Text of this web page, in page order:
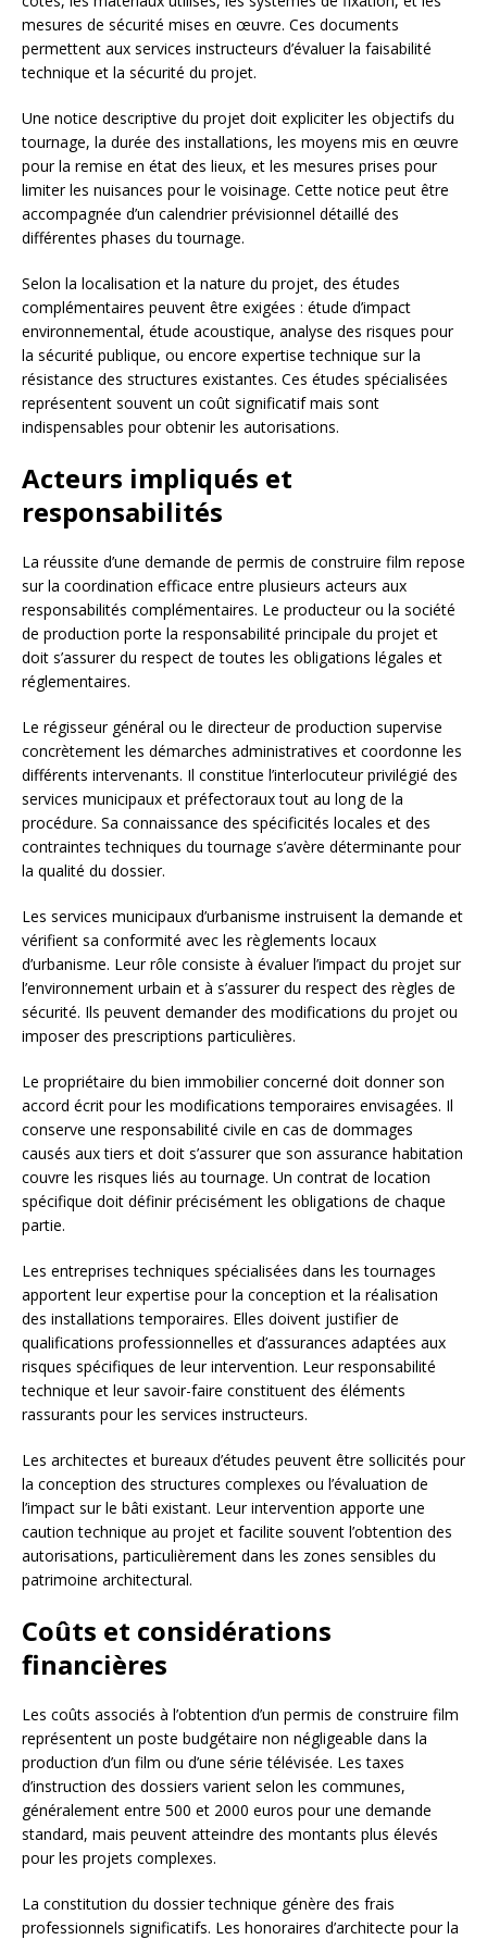
mesures de sécurité mises en œuvre. Ces documents
permettent aux services instructeurs d’évaluer la faisabilité
technique et la sécurité du projet.
Une notice descriptive du projet doit expliciter les objectifs du
tournage, la durée des installations, les moyens mis en œuvre
pour la remise en état des lieux, et les mesures prises pour
limiter les nuisances pour le voisinage. Cette notice peut être
accompagnée d’un calendrier prévisionnel détaillé des
différentes phases du tournage.
Selon la localisation et la nature du projet, des études
complémentaires peuvent être exigées : étude d’impact
environnemental, étude acoustique, analyse des risques pour
la sécurité publique, ou encore expertise technique sur la
résistance des structures existantes. Ces études spécialisées
représentent souvent un coût significatif mais sont
indispensables pour obtenir les autorisations.
Acteurs impliqués et
responsabilités
La réussite d’une demande de permis de construire film repose
sur la coordination efficace entre plusieurs acteurs aux
responsabilités complémentaires. Le producteur ou la société
de production porte la responsabilité principale du projet et
doit s’assurer du respect de toutes les obligations légales et
réglementaires.
Le régisseur général ou le directeur de production supervise
concrètement les démarches administratives et coordonne les
différents intervenants. Il constitue l’interlocuteur privilégié des
services municipaux et préfectoraux tout au long de la
procédure. Sa connaissance des spécificités locales et des
contraintes techniques du tournage s’avère déterminante pour
la qualité du dossier.
Les services municipaux d’urbanisme instruisent la demande et
vérifient sa conformité avec les règlements locaux
d’urbanisme. Leur rôle consiste à évaluer l’impact du projet sur
l’environnement urbain et à s’assurer du respect des règles de
sécurité. Ils peuvent demander des modifications du projet ou
imposer des prescriptions particulières.
Le propriétaire du bien immobilier concerné doit donner son
accord écrit pour les modifications temporaires envisagées. Il
conserve une responsabilité civile en cas de dommages
causés aux tiers et doit s’assurer que son assurance habitation
couvre les risques liés au tournage. Un contrat de location
spécifique doit définir précisément les obligations de chaque
partie.
Les entreprises techniques spécialisées dans les tournages
apportent leur expertise pour la conception et la réalisation
des installations temporaires. Elles doivent justifier de
qualifications professionnelles et d’assurances adaptées aux
risques spécifiques de leur intervention. Leur responsabilité
technique et leur savoir-faire constituent des éléments
rassurants pour les services instructeurs.
Les architectes et bureaux d’études peuvent être sollicités pour
la conception des structures complexes ou l’évaluation de
l’impact sur le bâti existant. Leur intervention apporte une
caution technique au projet et facilite souvent l’obtention des
autorisations, particulièrement dans les zones sensibles du
patrimoine architectural.
Coûts et considérations
financières
Les coûts associés à l’obtention d’un permis de construire film
représentent un poste budgétaire non négligeable dans la
production d’un film ou d’une série télévisée. Les taxes
d’instruction des dossiers varient selon les communes,
généralement entre 500 et 2000 euros pour une demande
standard, mais peuvent atteindre des montants plus élevés
pour les projets complexes.
La constitution du dossier technique génère des frais
professionnels significatifs. Les honoraires d’architecte pour la